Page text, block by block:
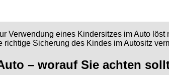
Verwendung eines Kindersitzes im Auto
richtige Sicherung des Kindes im Autositz
– worauf Sie achten